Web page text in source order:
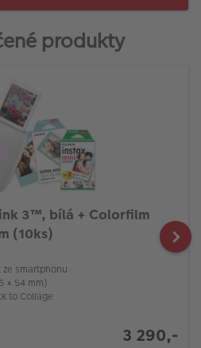
produkty
3™, bílá + Colorfilm
(10ks)
smartphonu
× 54 mm)
to Collage
3 290,-